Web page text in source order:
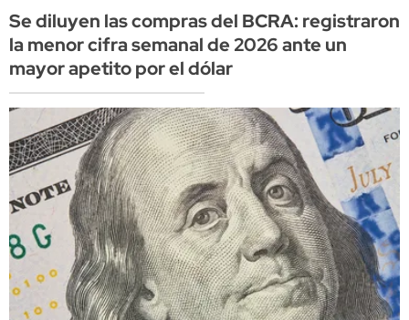
Se diluyen las compras del BCRA: registraron
la menor cifra semanal de 2026 ante un
mayor apetito por el dólar